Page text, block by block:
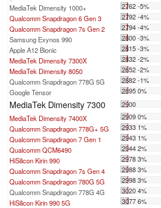
MediaTek Dimensity 1000+
2762 -5%
Qualcomm Snapdragon 6 Gen 3
2792 -4%
Qualcomm Snapdragon 7s Gen 2
2794 -4%
Samsung Exynos 990
2800 -3%
Apple A12 Bionic
2815 -3%
MediaTek Dimensity 7300X
2832 -2%
MediaTek Dimensity 8050
2852 -2%
Qualcomm Snapdragon 778G 5G
2882 -1%
Google Tensor
2895 0%
MediaTek Dimensity 7300
2900
MediaTek Dimensity 7400X
2909 0%
Qualcomm Snapdragon 778G+ 5G
2933 1%
Qualcomm Snapdragon 7 Gen 1
2943 1%
Qualcomm QCM6490
2944 2%
HiSilicon Kirin 990
2978 3%
Qualcomm Snapdragon 7s Gen 4
2988 3%
Qualcomm Snapdragon 780G 5G
2998 3%
Qualcomm Snapdragon 778G 4G
3020 4%
HiSilicon Kirin 990 5G
3077 6%